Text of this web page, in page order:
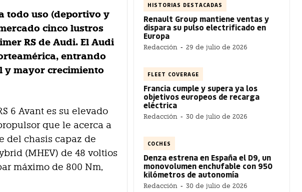
todo uso (deportivo y
cinco lustros
RS de Audi. El Audi
entrando
y mayor crecimiento
6 Avant es su elevado
que le acerca a
del chasis capaz de
(MHEV) de 48 voltios
máximo de 800 Nm,
HISTORIAS DESTACADAS
Renault Group mantiene ventas y
dispara su pulso electrificado en
Europa
Redacción - 29 de julio de 2026
FLEET COVERAGE
Francia cumple y supera ya los
objetivos europeos de recarga
eléctrica
Redacción - 30 de julio de 2026
COCHES
Denza estrena en España el D9, un
monovolumen enchufable con 950
kilómetros de autonomía
Redacción - 30 de julio de 2026